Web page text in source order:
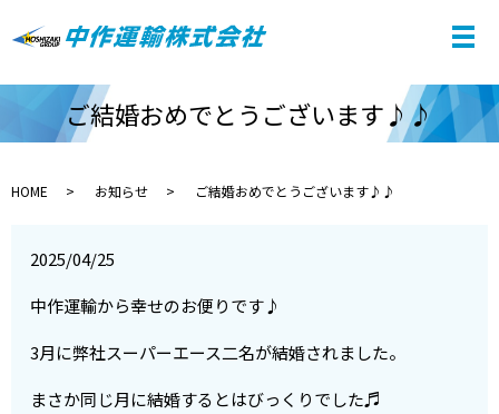
ご結婚おめでとうございます♪♪
HOME お知らせ ご結婚おめでとうございます♪♪
2025/04/25
中作運輸から幸せのお便りです♪
3月に弊社スーパーエース二名が結婚されました。
まさか同じ月に結婚するとはびっくりでした♬